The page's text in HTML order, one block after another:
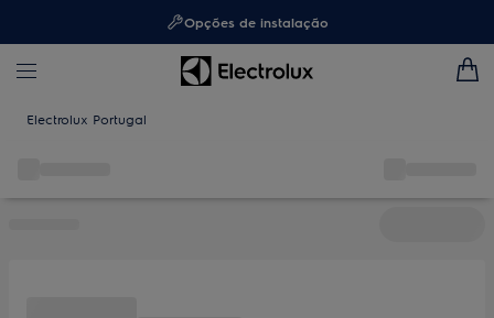
Opções de instalação
Electrolux Portugal